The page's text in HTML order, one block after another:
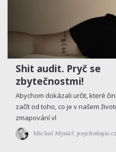
Shit audit. Pryč se
zbytečnostmi!
Abychom dokázali určit, které
začít od toho, co je v našem
zmapování vl
Michal Mynář,psychologie.cz